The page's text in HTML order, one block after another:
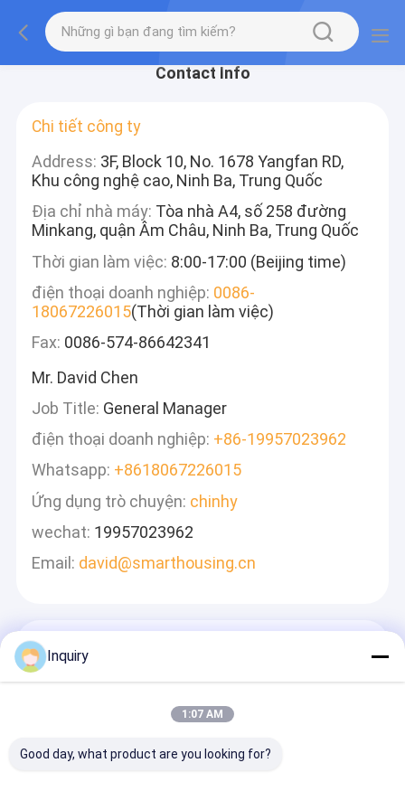
Contact Info
Chi tiết công ty
Address: 3F, Block 10, No. 1678 Yangfan RD,
Khu công nghệ cao, Ninh Ba, Trung Quốc
Địa chỉ nhà máy: Tòa nhà A4, số 258 đường
Minkang, quận Âm Châu, Ninh Ba, Trung Quốc
Thời gian làm việc: 8:00-17:00 (Beijing time)
điện thoại doanh nghiệp: 0086-
18067226015(Thời gian làm việc)
Fax: 0086-574-86642341
Mr. David Chen
Job Title: General Manager
điện thoại doanh nghiệp: +86-19957023962
Whatsapp: +8618067226015
Ứng dụng trò chuyện: chinhy
wechat: 19957023962
Email: david@smarthousing.cn
Inquiry
1:07 AM
Good day, what product are you looking for?